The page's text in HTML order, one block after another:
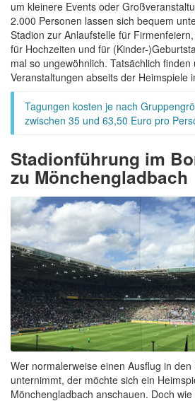
um kleinere Events oder
2.000 Personen lassen sich bequem
Stadion zur Anlaufstelle für
für Hochzeiten und für (Kinder-
mal so ungewöhnlich. Tatsächlich finden
Veranstaltungen abseits der Heimspiele
Tagungen kosten je nach
zwischen 35 und 63,50 Euro pro
Stadionführung im
zu Mönchengladbach
Wer normalerweise einen Ausflug in den
unternimmt, der möchte sich ein
Mönchengladbach anschauen. Doch